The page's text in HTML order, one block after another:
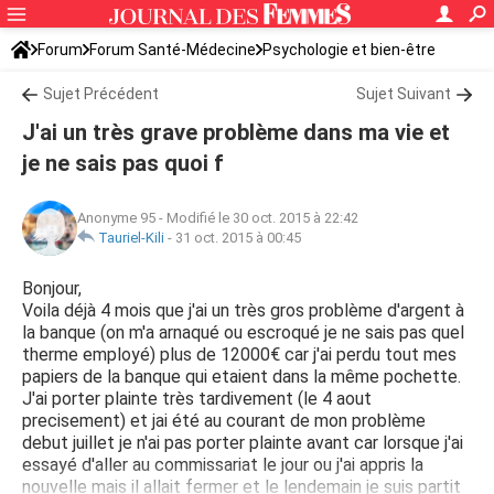
Forum Forum Santé-Médecine Psychologie et bien-être
Sujet Précédent Sujet Suivant
J'ai un très grave problème dans ma vie et
je ne sais pas quoi f
Anonyme 95 - Modifié le 30 oct. 2015 à 22:42
Tauriel-Kili - 31 oct. 2015 à 00:45
Bonjour,
Voila déjà 4 mois que j'ai un très gros problème d'argent à
la banque (on m'a arnaqué ou escroqué je ne sais pas quel
therme employé) plus de 12000€ car j'ai perdu tout mes
papiers de la banque qui etaient dans la même pochette.
J'ai porter plainte très tardivement (le 4 aout
precisement) et jai été au courant de mon problème
debut juillet je n'ai pas porter plainte avant car lorsque j'ai
essayé d'aller au commissariat le jour ou j'ai appris la
nouvelle mais il allait fermer et le lendemain je suis partit